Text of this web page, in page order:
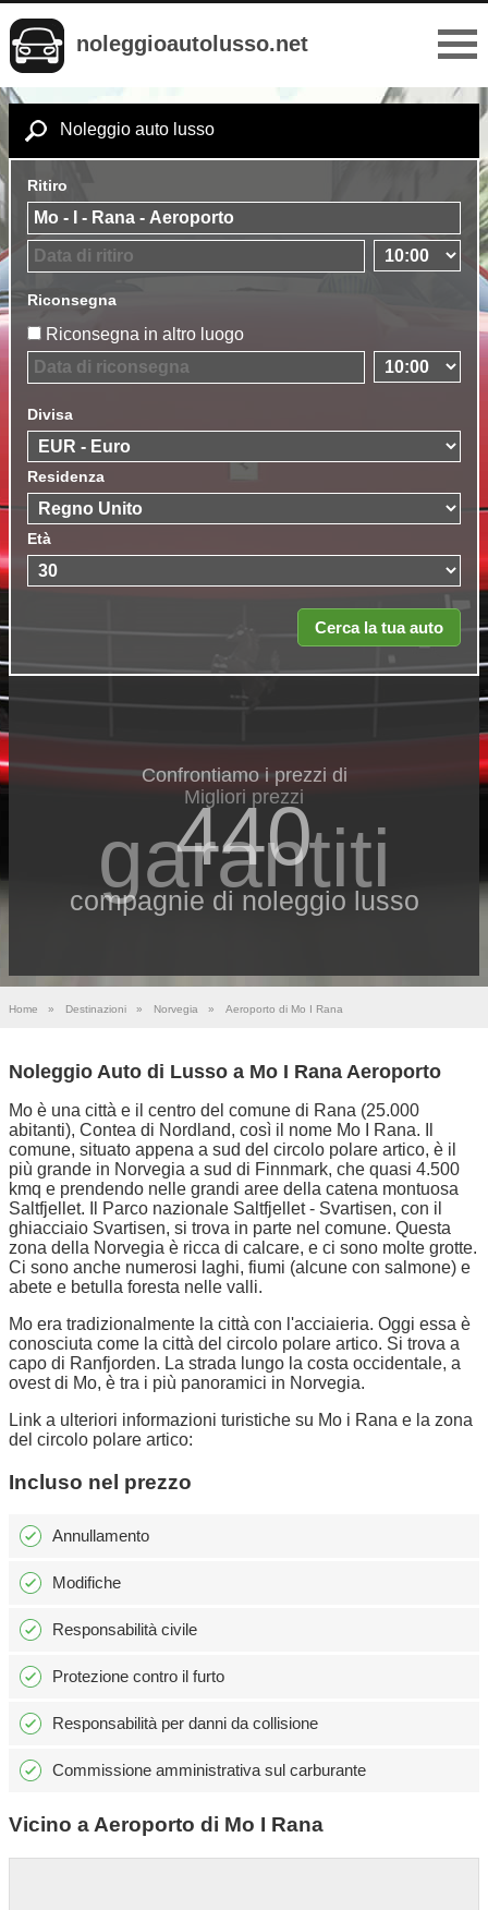
noleggioautolusso.net
Noleggio auto lusso
Ritiro
Riconsegna
Riconsegna in altro luogo
Divisa
Residenza
Età
Confrontiamo i prezzi di
440
compagnie di noleggio lusso
Migliori prezzi
garantiti
Home » Destinazioni » Norvegia » Aeroporto di Mo I Rana
Noleggio Auto di Lusso a Mo I Rana Aeroporto
Mo è una città e il centro del comune di Rana (25.000
abitanti), Contea di Nordland, così il nome Mo I Rana. Il
comune, situato appena a sud del circolo polare artico, è il
più grande in Norvegia a sud di Finnmark, che quasi 4.500
kmq e prendendo nelle grandi aree della catena montuosa
Saltfjellet. Il Parco nazionale Saltfjellet - Svartisen, con il
ghiacciaio Svartisen, si trova in parte nel comune. Questa
zona della Norvegia è ricca di calcare, e ci sono molte grotte.
Ci sono anche numerosi laghi, fiumi (alcune con salmone) e
abete e betulla foresta nelle valli.
Mo era tradizionalmente la città con l'acciaieria. Oggi essa è
conosciuta come la città del circolo polare artico. Si trova a
capo di Ranfjorden. La strada lungo la costa occidentale, a
ovest di Mo, è tra i più panoramici in Norvegia.
Link a ulteriori informazioni turistiche su Mo i Rana e la zona
del circolo polare artico:
Incluso nel prezzo
Annullamento
Modifiche
Responsabilità civile
Protezione contro il furto
Responsabilità per danni da collisione
Commissione amministrativa sul carburante
Vicino a Aeroporto di Mo I Rana